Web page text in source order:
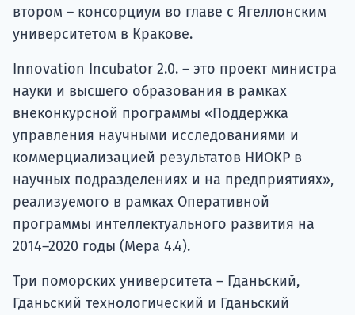
втором – консорциум во главе с Ягеллонским
университетом в Кракове.
Innovation Incubator 2.0. – это проект министра
науки и высшего образования в рамках
внеконкурсной программы «Поддержка
управления научными исследованиями и
коммерциализацией результатов НИОКР в
научных подразделениях и на предприятиях»,
реализуемого в рамках Оперативной
программы интеллектуального развития на
2014–2020 годы (Мера 4.4).
Три поморских университета – Гданьский,
Гданьский технологический и Гданьский